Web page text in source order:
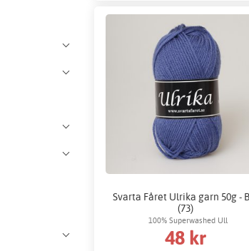
Svarta Fåret Ulrika garn 50g -
(73)
100% Superwashed Ull
48 kr